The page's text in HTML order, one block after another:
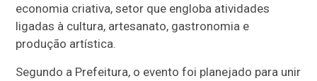
economia criativa, setor que engloba atividades
ligadas à cultura, artesanato, gastronomia e
produção artística.
Segundo a Prefeitura, o evento foi planejado para unir